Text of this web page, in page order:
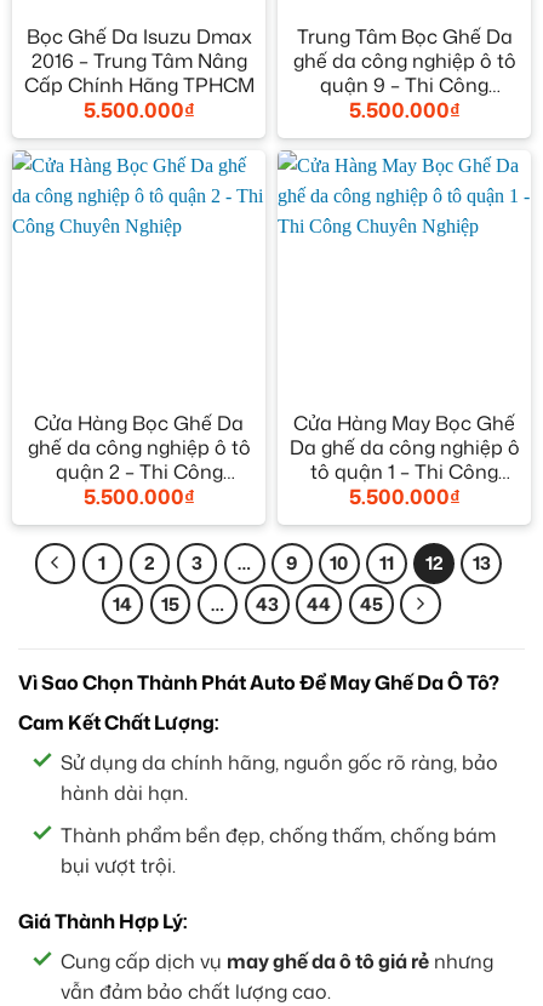
Bọc Ghế Da Isuzu Dmax
2016 – Trung Tâm Nâng
Cấp Chính Hãng TPHCM
5.500.000₫
Trung Tâm Bọc Ghế Da
ghế da công nghiệp ô tô
quận 9 – Thi Công
Chuyên Nghiệp
5.500.000₫
Cửa Hàng Bọc Ghế Da
ghế da công nghiệp ô tô
quận 2 – Thi Công
Chuyên Nghiệp
5.500.000₫
Cửa Hàng May Bọc Ghế
Da ghế da công nghiệp ô
tô quận 1 – Thi Công
Chuyên Nghiệp
5.500.000₫
1 2 3 … 9 10 11 12
13
14
15 … 43 44 45
Vì Sao Chọn Thành Phát Auto Để May Ghế Da Ô Tô?
Cam Kết Chất Lượng:
Sử dụng da chính hãng, nguồn gốc rõ ràng, bảo
hành dài hạn.
Thành phẩm bền đẹp, chống thấm, chống bám
bụi vượt trội.
Giá Thành Hợp Lý:
Cung cấp dịch vụ may ghế da ô tô giá rẻ nhưng
vẫn đảm bảo chất lượng cao.